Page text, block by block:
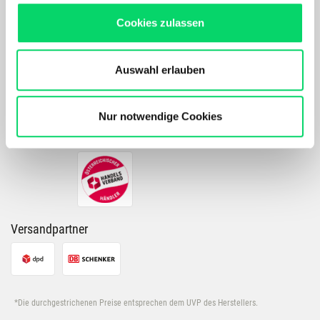
Produkten und Inhalten.
Unser Online Angebot sowie die Funktionalität und
Performance unserer Website wird kontinuierlich für Dich
Bergspezl verwendet Cookies, um Inhalte und Anzeigen
zu personalisieren, Funktionen für soziale Medien
anbieten zu können und die Zugriffe auf unsere Website
zu analysieren. Außerdem geben wir Informationen zu
Deiner Verwendung unserer Website an unsere Partner
für soziale Medien, Werbung und Analysen weiter.
Unsere Partner führen diese Informationen
ihnen bereitgestellt hast oder die sie im Rahmen Deiner
Nutzung der Dienste gesammelt haben.
Cookies zulassen
Auswahl erlauben
Nur notwendige Cookies
PRODUKTDETAILS
Zahlarten
Versandpartner
*Die durchgestrichenen Preise entsprechen dem UVP des Herstellers.